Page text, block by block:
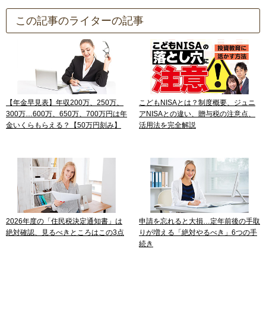
この記事のライターの記事
【年金早見表】年収200万、250万、
300万…600万、650万、700万円は年
金いくらもらえる？【50万円刻み】
こどもNISAとは？制度概要、ジュニ
アNISAとの違い、贈与税の注意点、
活用法を完全解説
2026年度の「住民税決定通知書」は
絶対確認、見るべきところはこの3点
申請を忘れると大損…定年前後の手取
りが増える「絶対やるべき」6つの手
続き